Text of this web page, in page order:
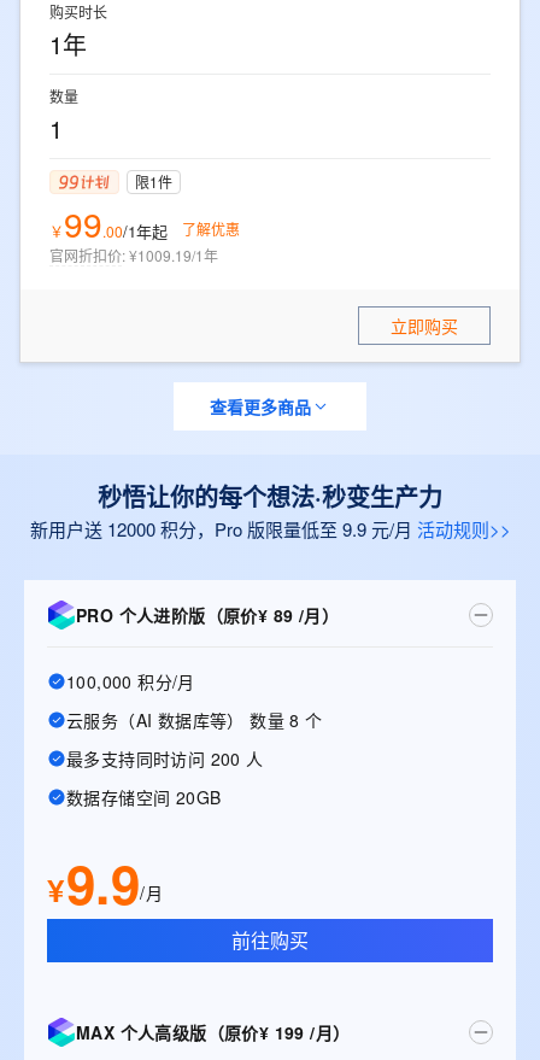
购买时长
1年
数量
1
限1件
￥99.00/1年起
了解优惠
官网折扣价:¥1009.19/1年
立即购买
查看更多商品
秒悟让你的每个想法·秒变生产力
新用户送 12000 积分，Pro 版限量低至 9.9 元/月 活动规则>>
PRO 个人进阶版（原价¥ 89 /月）
100,000 积分/月
云服务（AI 数据库等） 数量 8 个
最多支持同时访问 200 人
数据存储空间 20GB
¥9.9/月
前往购买
MAX 个人高级版（原价¥ 199 /月）